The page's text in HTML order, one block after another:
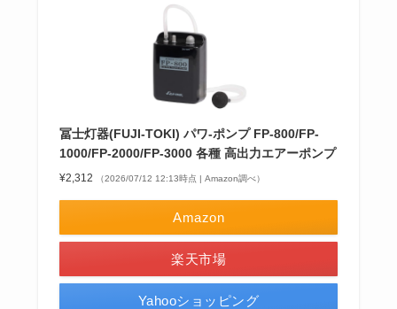
冨士灯器(FUJI-TOKI) パワ-ポンプ FP-800/FP-
1000/FP-2000/FP-3000 各種 高出力エアーポンプ
¥2,312 （2026/07/12 12:13時点 | Amazon調べ）
Amazon
楽天市場
Yahooショッピング